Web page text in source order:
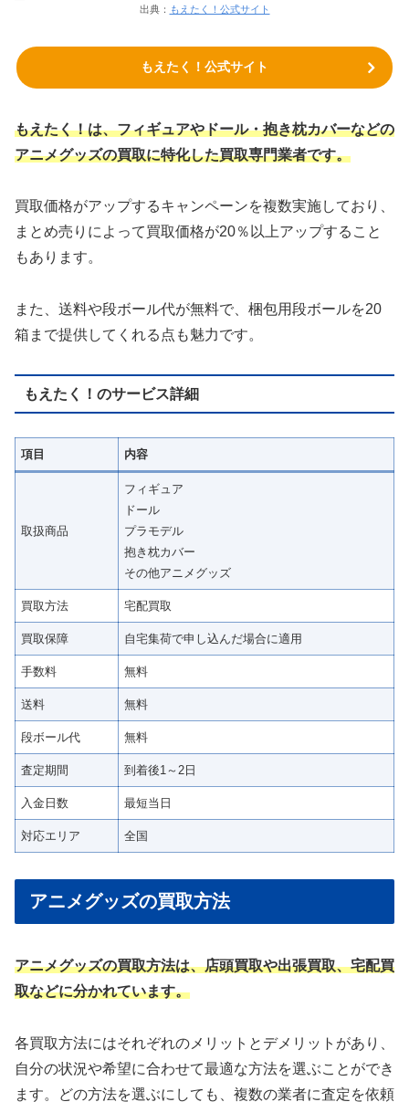
出典： もえたく！公式サイト
もえたく！公式サイト
もえたく！は、フィギュアやドール・抱き枕カバーなどの
アニメグッズの買取に特化した買取専門業者です。
買取価格がアップするキャンペーンを複数実施しており、
まとめ売りによって買取価格が20％以上アップすること
もあります。
また、送料や段ボール代が無料で、梱包用段ボールを20
箱まで提供してくれる点も魅力です。
もえたく！のサービス詳細
項目 内容
取扱商品
フィギュア
ドール
プラモデル
抱き枕カバー
その他アニメグッズ
買取方法 宅配買取
買取保障 自宅集荷で申し込んだ場合に適用
手数料 無料
送料 無料
段ボール代 無料
査定期間 到着後1～2日
入金日数 最短当日
対応エリア 全国
アニメグッズの買取方法
アニメグッズの買取方法は、店頭買取や出張買取、宅配買
取などに分かれています。
各買取方法にはそれぞれのメリットとデメリットがあり、
自分の状況や希望に合わせて最適な方法を選ぶことができ
ます。どの方法を選ぶにしても、複数の業者に査定を依頼